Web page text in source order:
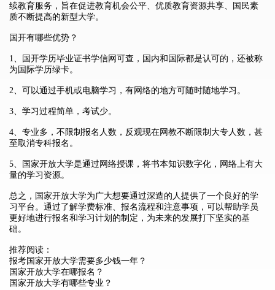
续教育服务，旨在促进教育机会公平、优质教育资源共享、国民素
质不断提高的新型大学。
国开有哪些优势？
1、国开学历毕业证书学信网可查，国内和国际都是认可的，还被称
为国际学历绿卡。
2、可以通过手机或电脑学习，有网络的地方可随时随地学习。
3、学习过程简单，考试少。
4、专业多，不限制报名人数，反观现在网教不断限制大专人数，甚
至取消专科报名。
5、国家开放大学是通过网络授课，将书本知识数字化，网络上有大
量的学习资源。
总之，国家开放大学为广大想要通过深造的人提供了一个良好的学
习平台。通过了解学费标准、报名流程和注意事项，可以帮助学员
更好地进行报名和学习计划的制定，为未来的发展打下坚实的基
础。
推荐阅读：
报考国家开放大学需要多少钱一年？
国家开放大学在哪报名？
国家开放大学有哪些专业？